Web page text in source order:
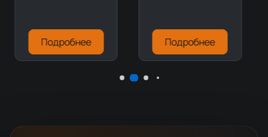
Подробнее Подробнее